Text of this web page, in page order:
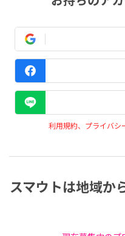
利用規約、プライバシ
スマウトは地域か